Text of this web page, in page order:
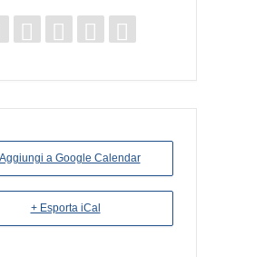
a Google Calendar
+ Esporta iCal